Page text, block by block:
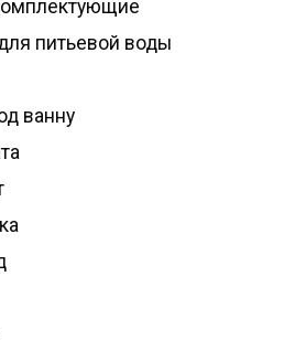
питьевой воды
ванну